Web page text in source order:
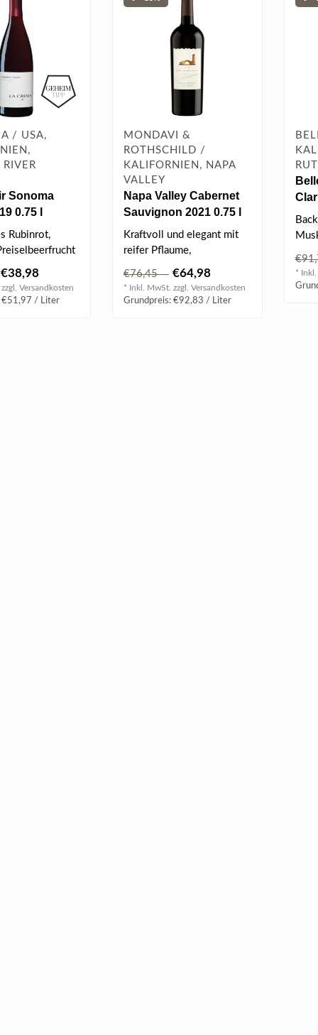
/ USA,
RIVER
Sonoma
0.75 l
Rubinrot,
€38,98
Versandkosten
€51,97 / Liter
MONDAVI &
ROTHSCHILD /
KALIFORNIEN, NAPA
VALLEY
Napa Valley Cabernet
Sauvignon 2021 0.75 l
Kraftvoll und elegant mit
reifer Pflaume,
Brombeeren und dunkler..
€76,45 €64,98
* Inkl. MwSt. zzgl. Versandkosten
Grundpreis: €92,83 / Liter
*